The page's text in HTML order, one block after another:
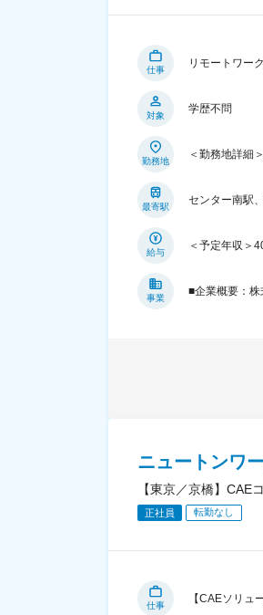
仕事
リモートワー
対象
学歴不問
勤務地
＜勤務地詳細
最寄駅
センター南駅
給与
＜予定年収＞
事業
■企業概要：
ニュートンワ
【東京／京橋】
正社員 転勤なし
仕事
【CAEソリ